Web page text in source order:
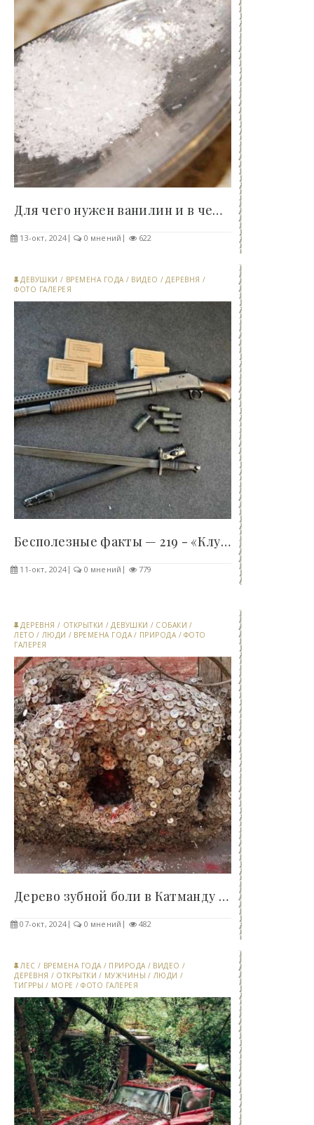
Для чего нужен ванилин и в чем его отличие от..
13-окт, 2024 0 мнений 622
ДЕВУШКИ / ВРЕМЕНА ГОДА / ВИДЕО /ДЕРЕВНЯ /
ФОТО ГАЛЕРЕЯ
Бесполезные факты — 219 - «Клуб - Юмора»..
11-окт, 2024 0 мнений 779
ДЕРЕВНЯ / ОТКРЫТКИ /ДЕВУШКИ / СОБАКИ /
ЛЕТО / ЛЮДИ / ВРЕМЕНА ГОДА / ПРИРОДА / ФОТО
ГАЛЕРЕЯ
Дерево зубной боли в Катманду - «Клуб - Юмора»..
07-окт, 2024 0 мнений 482
ЛЕС / ВРЕМЕНА ГОДА / ПРИРОДА / ВИДЕО /
ДЕРЕВНЯ / ОТКРЫТКИ / МУЖЧИНЫ / ЛЮДИ /
ТИГРРЫ / МОРЕ /ФОТО ГАЛЕРЕЯ